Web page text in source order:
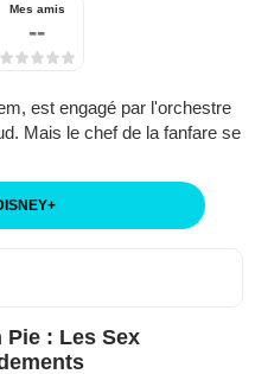
Mes amis
--
est engagé par l'orchestre
Mais le chef de la fanfare se
+
Pie : Les Sex